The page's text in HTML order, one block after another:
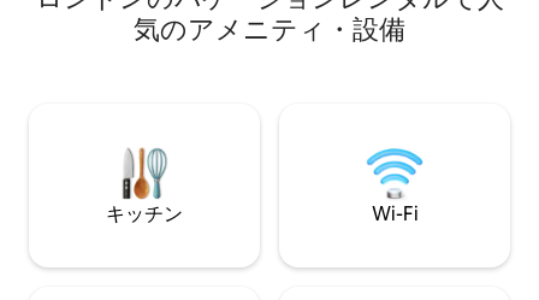
terrace 🍽 Modern, fully equipped
kitchen 🛁 Sleek bathroom Nearby: 🚇 3
は、ハイドパーク
ングヒルのポート
Carl Hansenの家
ーな隠れ家的な空
な宿泊施設ですの
ように扱ってくだ
気のアメニティ・設備
キッチン Wi-Fi